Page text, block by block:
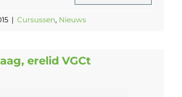
| Cursussen, Nieuws
erelid VGCt